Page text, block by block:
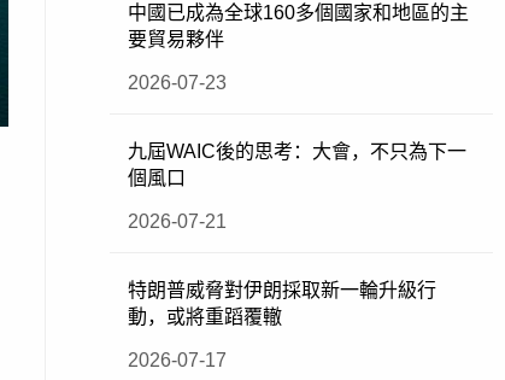
中國已成為全球160多個國家和地區的主
要貿易夥伴
2026-07-23
九屆WAIC後的思考：大會，不只為下一
個風口
2026-07-21
特朗普威脅對伊朗採取新一輪升級行
動，或將重蹈覆轍
2026-07-17